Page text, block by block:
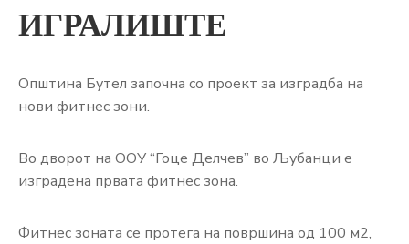
ОДНОСИ
СО
КОНТАКТ
ИГРАЛИШТЕ
Општина Бутел започна со проект за изградба на
нови фитнес зони.
Во дворот на ООУ “Гоце Делчев” во Љубанци е
изградена првата фитнес зона.
Фитнес зоната се протега на површина од 100 м2,